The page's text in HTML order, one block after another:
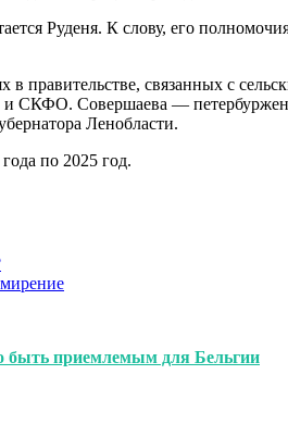
Руденя. К слову, его
правительстве, связанных с
СКФО. Совершаева —
Ленобласти.
по 2025 год.
быть приемлемым для Бельгии